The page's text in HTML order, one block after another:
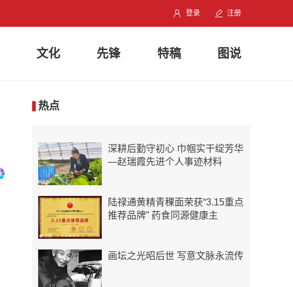
登录 注册
文化 先锋 特稿 图说
热点
深耕后勤守初心 巾帼实干绽芳华
—赵瑞霞先进个人事迹材料
陆禄通黄精青稞面荣获“3.15重点
推荐品牌” 药食同源健康主
画坛之光昭后世 写意文脉永流传